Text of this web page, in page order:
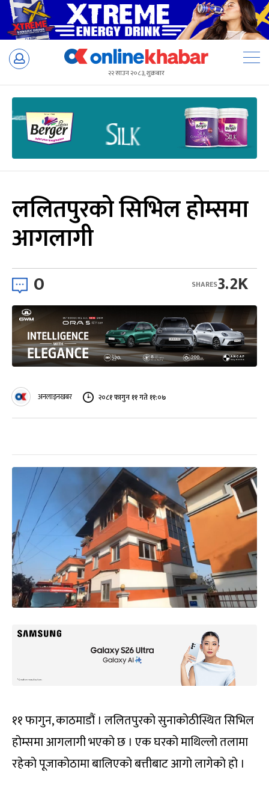
Skip
२२ साउन २०८३, शुक्रबार
ललितपुरको सिभिल होम्समा
आगलागी
0 3.2K
SHARES
अनलाइनखबर २०८१ फागुन ११ गते ११:०७
११ फागुन, काठमाडौं । ललितपुरको सुनाकोठीस्थित सिभिल
होम्समा आगलागी भएको छ । एक घरको माथिल्लो तलामा
रहेको पूजाकोठामा बालिएको बत्तीबाट आगो लागेको हो ।